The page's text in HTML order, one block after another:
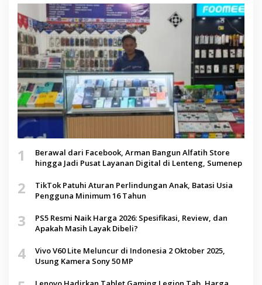
1
Berawal dari Facebook, Arman Bangun Alfatih Store
hingga Jadi Pusat Layanan Digital di Lenteng, Sumenep
2
TikTok Patuhi Aturan Perlindungan Anak, Batasi Usia
Pengguna Minimum 16 Tahun
3
PS5 Resmi Naik Harga 2026: Spesifikasi, Review, dan
Apakah Masih Layak Dibeli?
4
Vivo V60 Lite Meluncur di Indonesia 2 Oktober 2025,
Usung Kamera Sony 50 MP